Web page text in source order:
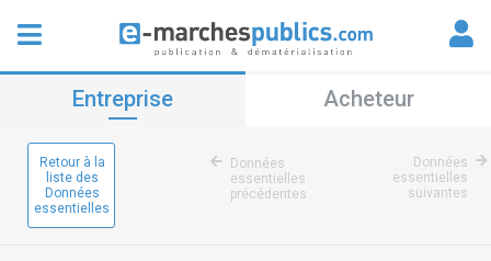
Entreprise Acheteur
Retour à la
liste des
Données
essentielles
Données
essentielles
précédentes
Données
essentielles
suivantes